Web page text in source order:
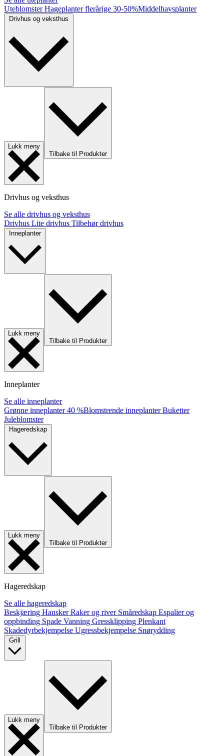
UteblomsterHageplanter flerårige 30-50%Middelhavsplanter
Lukk meny
Tilbake til Produkter
Drivhus og veksthus
Se alle drivhus og veksthus
Drivhus Lite drivhus Tilbehør drivhus
Inneplanter
Lukk meny
Tilbake til Produkter
Inneplanter
Se alle inneplanter
Grønne inneplanter40 %Blomstrende inneplanterBuketter
Juleblomster
Lukk meny
Tilbake til Produkter
Hageredskap
Se alle hageredskap
Beskjæring HanskerRaker og river Småredskap Espalier og
oppbinding Spade Vanning Gressklipping Plenkant
Skadedyrbekjempelse Ugressbekjempelse Snørydding
Lukk meny
Tilbake til Produkter